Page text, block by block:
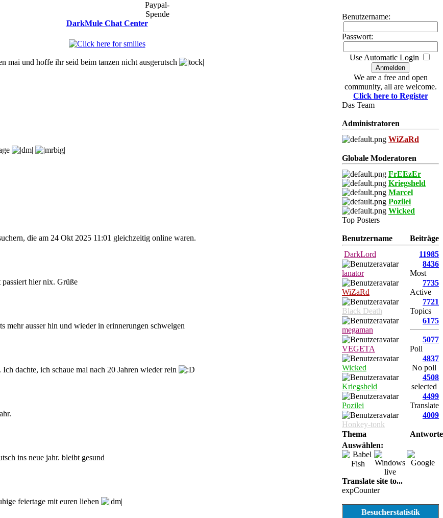
Paypal-
Spende
DarkMule Chat Center
mai und hoffe ihr seid beim tanzen nicht ausgerutsch
die am 24 Okt 2025 11:01 gleichzeitig online waren.
hier nix. Grüße
mehr ausser hin und wieder in erinnerungen schwelgen
dachte, ich schaue mal nach 20 Jahren wieder rein
ins neue jahr. bleibt gesund
feiertage mit euren lieben
Benutzername:
Passwort:
Use Automatic Login
We are a free and open
community, all are welcome.
Click here to Register
Das Team
Administratoren
WiZaRd
Globale Moderatoren
FrEEzEr
Kriegsheld
Marcel
Pozilei
Wicked
Top Posters
Benutzername
Beiträge
DarkLord
11985
lanator
8436
WiZaRd
7735
Black Death
7721
megaman
6175
VEGETA
5077
Wicked
4837
Kriegsheld
4508
Pozilei
4499
Honkey-tonk
4009
Most
Active
Topics
Thema
Poll
No poll
selected
Translate
Auswählen:
Translate site to...
expCounter
Besucherstatistik